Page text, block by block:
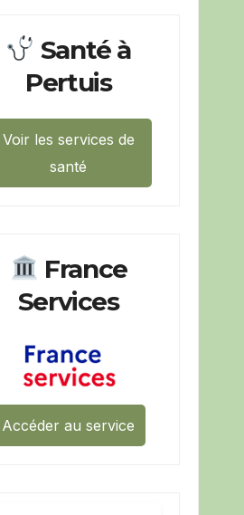
Santé à
Pertuis
Voir les services de
santé
France
Services
Accéder au service